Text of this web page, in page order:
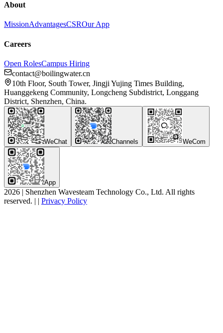
About
MissionAdvantagesCSROur App
Careers
Open RolesCampus Hiring
contact@boilingwater.cn
10th Floor, South Tower, Jingji Yujing Times Building,
Huanggekeng Community, Longcheng Subdistrict, Longgang
District, Shenzhen, China.
WeChat Channels WeCom
App
2026 | Shenzhen Wavesteam Technology Co., Ltd. All rights
reserved. | | Privacy Policy